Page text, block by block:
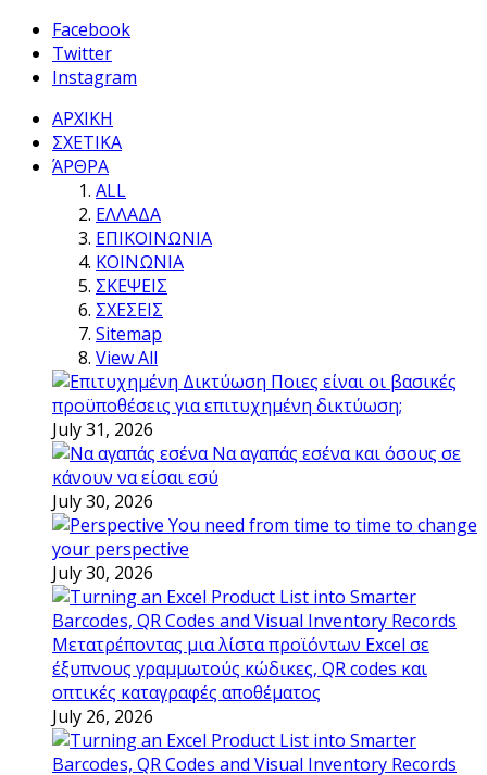
Facebook
Twitter
Instagram
ΑΡΧΙΚΗ
ΣΧΕΤΙΚΑ
ΆΡΘΡΑ
ALL
ΕΛΛΑΔΑ
ΕΠΙΚΟΙΝΩΝΙΑ
ΚΟΙΝΩΝΙΑ
ΣΚΕΨΕΙΣ
ΣΧΕΣΕΙΣ
Sitemap
View All
Ποιες είναι οι βασικές
προϋποθέσεις για επιτυχημένη δικτύωση;
July 31, 2026
Να αγαπάς εσένα και όσους σε
κάνουν να είσαι εσύ
July 30, 2026
You need from time to time to change
your perspective
July 30, 2026
Μετατρέποντας μια λίστα προϊόντων Excel σε
έξυπνους γραμμωτούς κώδικες, QR codes και
οπτικές καταγραφές αποθέματος
July 26, 2026